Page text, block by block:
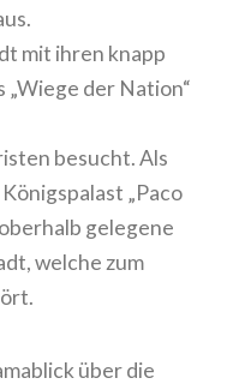
mit ihren knapp
der Nation“
besucht. Als
„Paco
gelegene
welche zum
über die